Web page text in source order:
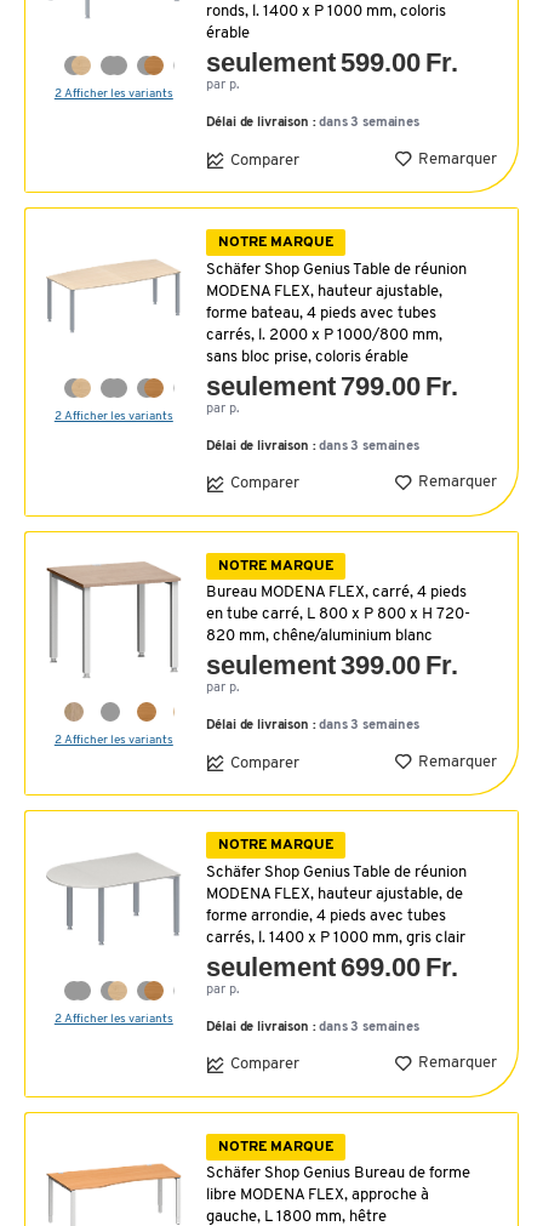
2 Afficher les variants
ronds, l. 1400 x P 1000 mm, coloris
érable
seulement 599.00 Fr.
par p.
Délai de livraison :dans 3 semaines
Comparer Remarquer
2 Afficher les variants
NOTRE MARQUE
Schäfer Shop Genius Table de réunion
MODENA FLEX, hauteur ajustable,
forme bateau, 4 pieds avec tubes
carrés, l. 2000 x P 1000/800 mm,
sans bloc prise, coloris érable
seulement 799.00 Fr.
par p.
Délai de livraison :dans 3 semaines
Comparer Remarquer
2 Afficher les variants
NOTRE MARQUE
Bureau MODENA FLEX, carré, 4 pieds
en tube carré, L 800 x P 800 x H 720-
820 mm, chêne/aluminium blanc
seulement 399.00 Fr.
par p.
Délai de livraison :dans 3 semaines
Comparer Remarquer
2 Afficher les variants
NOTRE MARQUE
Schäfer Shop Genius Table de réunion
MODENA FLEX, hauteur ajustable, de
forme arrondie, 4 pieds avec tubes
carrés, l. 1400 x P 1000 mm, gris clair
seulement 699.00 Fr.
par p.
Délai de livraison :dans 3 semaines
Comparer Remarquer
NOTRE MARQUE
Schäfer Shop Genius Bureau de forme
libre MODENA FLEX, approche à
gauche, L 1800 mm, hêtre